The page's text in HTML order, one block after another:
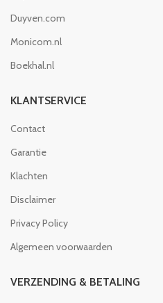
Duyven.com
Monicom.nl
Boekhal.nl
KLANTSERVICE
Contact
Garantie
Klachten
Disclaimer
Privacy Policy
Algemeen voorwaarden
VERZENDING & BETALING